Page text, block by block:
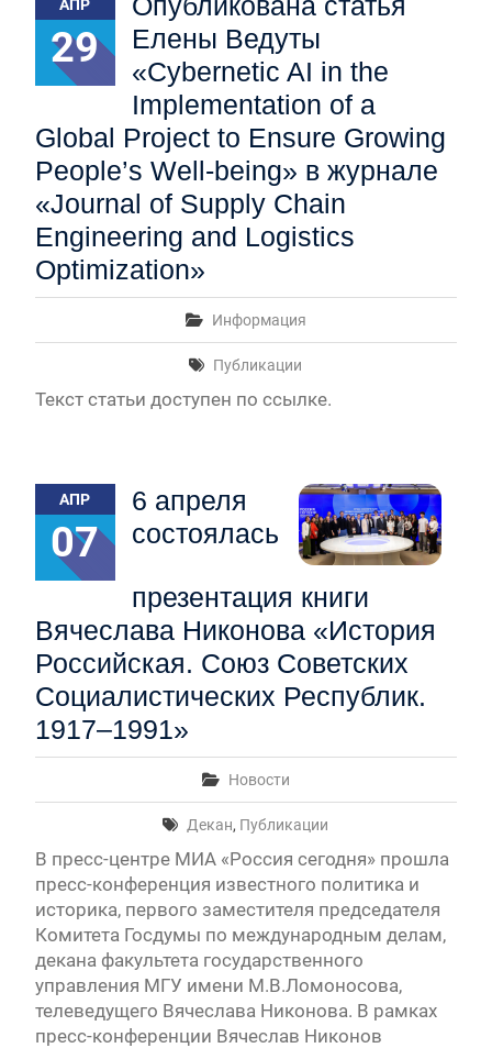
АПР
29
Елены Ведуты
«Cybernetic AI in the
Implementation of a
Global Project to Ensure Growing
People’s Well-being» в журнале
«Journal of Supply Chain
Engineering and Logistics
Optimization»
Информация
Публикации
Текст статьи доступен по ссылке.
АПР
07
6 апреля
состоялась
презентация книги
Вячеслава Никонова «История
Российская. Союз Советских
Социалистических Республик.
1917–1991»
Новости
Декан, Публикации
В пресс-центре МИА «Россия сегодня» прошла
пресс-конференция известного политика и
историка, первого заместителя председателя
Комитета Госдумы по международным делам,
декана факультета государственного
управления МГУ имени М.В.Ломоносова,
телеведущего Вячеслава Никонова. В рамках
пресс-конференции Вячеслав Никонов